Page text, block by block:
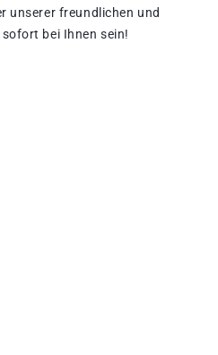
unserer freundlichen und
bei Ihnen sein!